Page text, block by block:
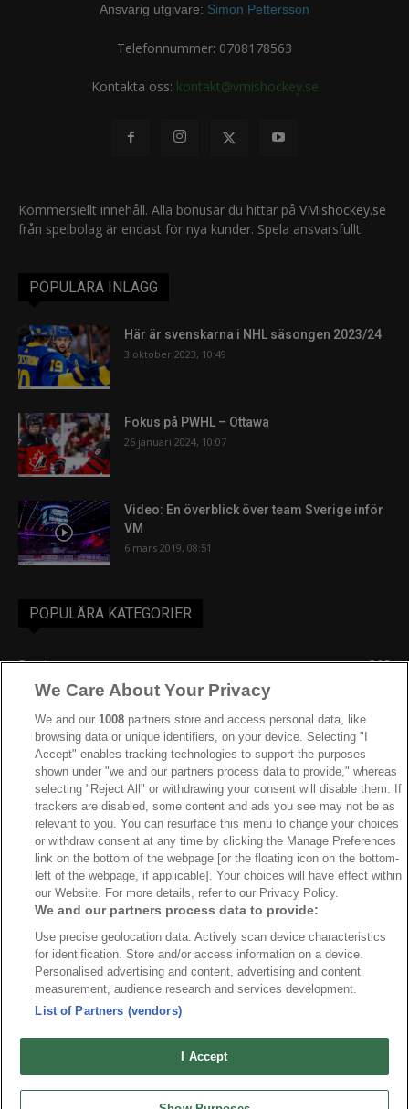
Ansvarig utgivare: Simon Pettersson
Telefonnummer: 0708178563
Kontakta oss: kontakt@vmishockey.se
Kommersiellt innehåll. Alla bonusar du hittar på VMishockey.se
från spelbolag är endast för nya kunder. Spela ansvarsfullt.
POPULÄRA INLÄGG
Här är svenskarna i NHL säsongen 2023/24
3 oktober 2023, 10:49
Fokus på PWHL – Ottawa
26 januari 2024, 10:07
Video: En överblick över team Sverige inför
VM
6 mars 2019, 08:51
POPULÄRA KATEGORIER
Sverige
863
Ishockey-VM
IIHF
JVM
Kanada
207
Dam VM
187
Finland
181
Video
179
Ishockey-OS
175
Om oss Redaktionen Kontakta oss Cookies Integritetspolicy
© 2026 VMishockey.se | Alla rättigheter är reserverade.
We Care About Your Privacy
We and our1008 partners store and access personal data, like
browsing data or unique identifiers, on your device. Selecting "I
Accept" enables tracking technologies to support the purposes
shown under "we and our partners process data to provide," whereas
selecting "Reject All" or withdrawing your consent will disable them. If
trackers are disabled, some content and ads you see may not be as
relevant to you. You can resurface this menu to change your choices
or withdraw consent at any time by clicking the Manage Preferences
link on the bottom of the webpage [or the floating icon on the bottom-
left of the webpage, if applicable]. Your choices will have effect within
our Website. For more details, refer to our Privacy Policy.
We and our partners process data to provide:
Use precise geolocation data. Actively scan device characteristics
for identification. Store and/or access information on a device.
Personalised advertising and content, advertising and content
measurement, audience research and services development.
List of Partners (vendors)
I Accept